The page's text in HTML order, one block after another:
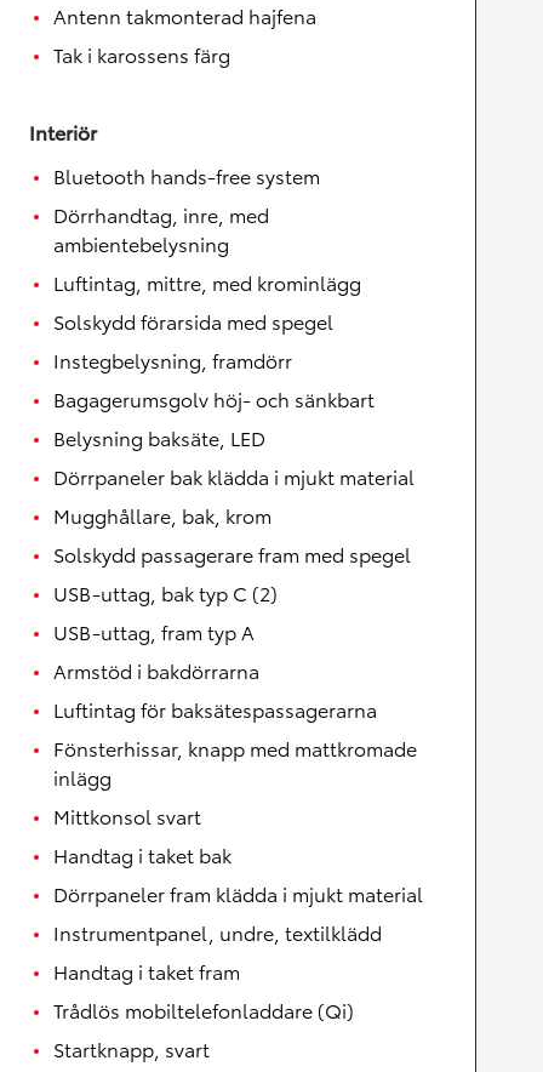
Antenn takmonterad hajfena
Tak i karossens färg
Interiör
Bluetooth hands-free system
Dörrhandtag, inre, med
ambientebelysning
Luftintag, mittre, med krominlägg
Solskydd förarsida med spegel
Instegbelysning, framdörr
Bagagerumsgolv höj- och sänkbart
Belysning baksäte, LED
Dörrpaneler bak klädda i mjukt material
Mugghållare, bak, krom
Solskydd passagerare fram med spegel
USB-uttag, bak typ C (2)
USB-uttag, fram typ A
Armstöd i bakdörrarna
Luftintag för baksätespassagerarna
Fönsterhissar, knapp med mattkromade
inlägg
Mittkonsol svart
Handtag i taket bak
Dörrpaneler fram klädda i mjukt material
Instrumentpanel, undre, textilklädd
Handtag i taket fram
Trådlös mobiltelefonladdare (Qi)
Startknapp, svart